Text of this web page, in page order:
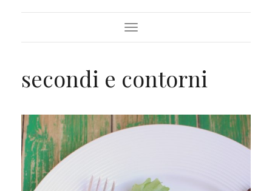
Toggle
Navigation
secondi e contorni